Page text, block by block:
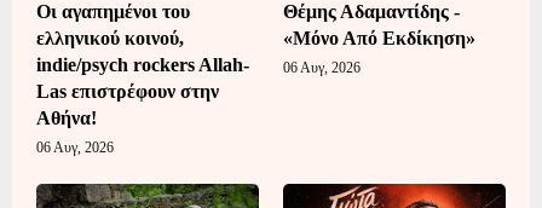
Οι αγαπημένοι του
ελληνικού κοινού,
indie/psych rockers Allah-
Las επιστρέφουν στην
Αθήνα!
06 Αυγ, 2026
Θέμης Αδαμαντίδης -
«Μόνο Από Εκδίκηση»
06 Αυγ, 2026